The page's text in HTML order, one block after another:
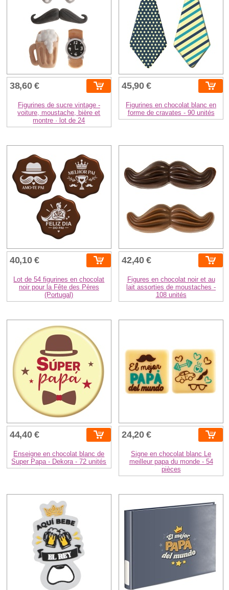
38,60 €
Figurines de sucre vintage -
voiture, moustache, bière et
montre · lot de 24
45,90 €
Figurines en chocolat blanc en
forme de cravates - 90 unités
40,10 €
Lot de 54 figurines en chocolat
noir pour la Fête des Pères
(Portugal)
42,40 €
Figures en chocolat noir et au
lait assorties de moustaches -
108 unités
44,40 €
Enseigne en chocolat blanc de
Super Papa - Dekora - 72 unités
24,20 €
Signe en chocolat blanc Le
meilleur papa du monde - 54
pièces